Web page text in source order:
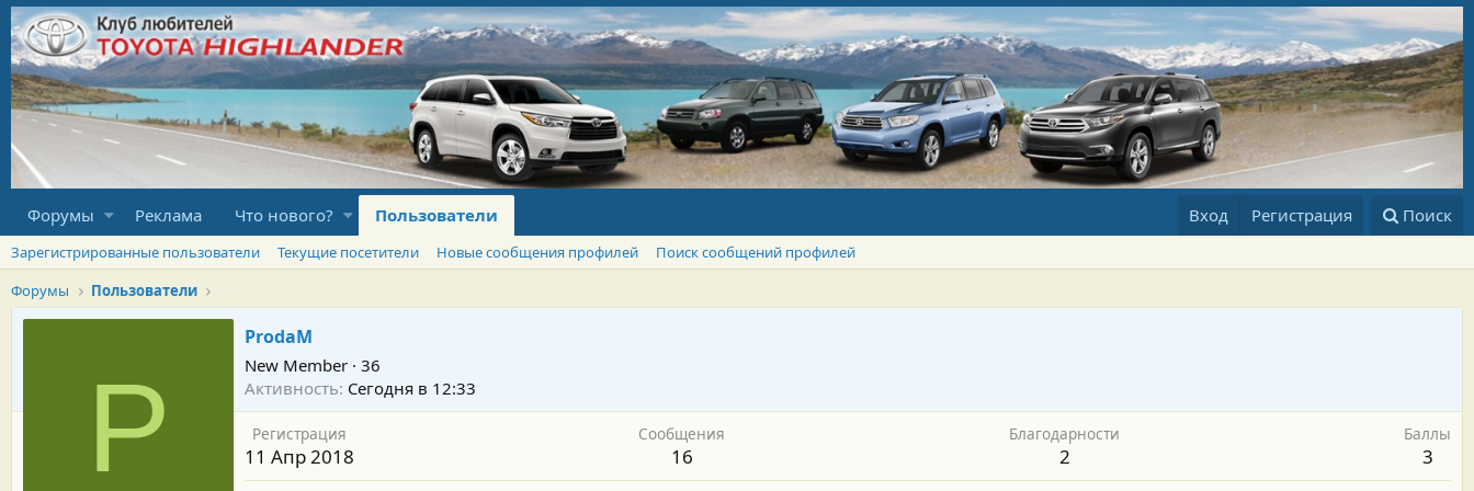
Форумы Реклама Что нового? Пользователи Вход Регистрация Поиск
Зарегистрированные пользователи Текущие посетители Новые сообщения профилей
Поиск сообщений профилей
Форумы
Пользователи
P
ProdaM
New Member · 36
Активность Сегодня в 12:33
Регистрация
11 Апр 2018
Сообщения
16
Благодарности
2
Баллы
3